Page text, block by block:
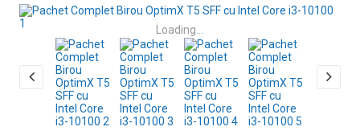
Loading...